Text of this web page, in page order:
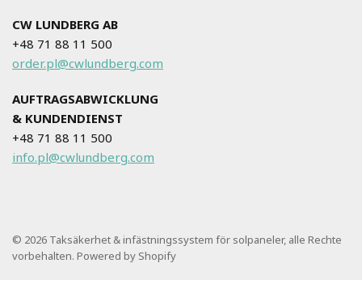
CW LUNDBERG AB
+48 71 88 11 500
order.pl@cwlundberg.com
AUFTRAGSABWICKLUNG
& KUNDENDIENST
+48 71 88 11 500
info.pl@cwlundberg.com
© 2026 Taksäkerhet & infästningssystem för solpaneler, alle Rechte
vorbehalten. Powered by Shopify